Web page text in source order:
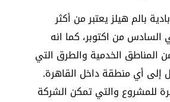
بالم هيلز يعتبر من أكثر
السادس من اكتوبر، كما انه
المناطق الخدمية والطرق التي
أي منطقة داخل القاهرة.
للمشروع والتي تمكن الشركة